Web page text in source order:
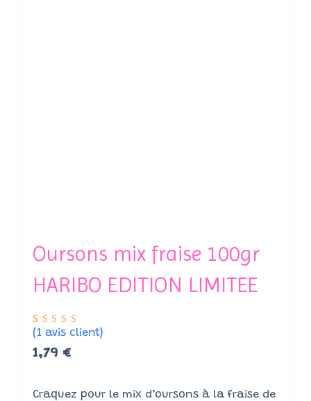
Oursons mix fraise 100gr
HARIBO EDITION LIMITEE
Noté
5.00sur
5 basé
sur
1
(1avis client)
1,79 €
Craquez pour le mix d’oursons à la fraise de